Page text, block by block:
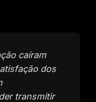
caíram
dos
transmitir